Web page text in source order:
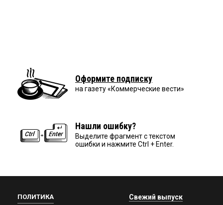
Оформите подписку
на газету «Коммерческие вести»
Нашли ошибку?
Выделите фрагмент с текстом
ошибки и нажмите Ctrl + Enter.
ПОЛИТИКА Свежий выпуск